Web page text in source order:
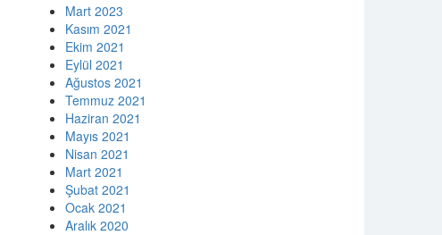
Mart 2023
Kasım 2021
Ekim 2021
Eylül 2021
Ağustos 2021
Temmuz 2021
Haziran 2021
Mayıs 2021
Nisan 2021
Mart 2021
Şubat 2021
Ocak 2021
Aralık 2020